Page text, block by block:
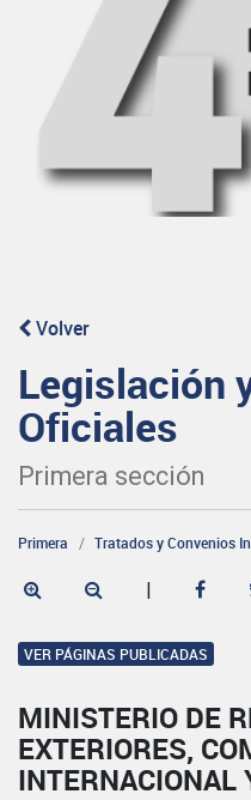
Volver
Legislación
Oficiales
Primera sección
Primera Tratados y Convenios
|
VER PÁGINAS PUBLICADAS
MINISTERIO DE
EXTERIORES,
INTERNACIONAL